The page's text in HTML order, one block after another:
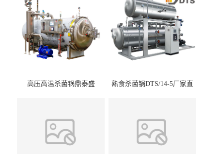
高压高温杀菌锅鼎泰盛
熟食杀菌锅DTS/14-5厂家直